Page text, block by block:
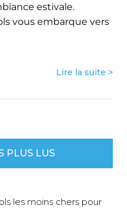
estivale.
vous embarque vers
Lire la suite >
PLUS LUS
les moins chers pour